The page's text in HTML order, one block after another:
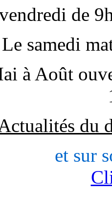
de
Le samedi
à Août
du
et sur